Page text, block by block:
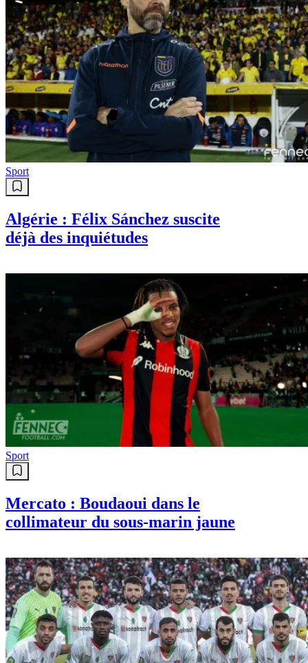
Sport
Algérie : Félix Sánchez suscite
déjà des inquiétudes
Sport
Mercato : Boudaoui dans le
collimateur du sous-marin jaune